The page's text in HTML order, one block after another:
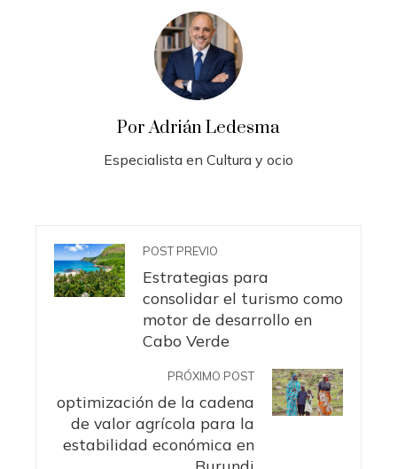
Por Adrián Ledesma
Especialista en Cultura y ocio
POST PREVIO
Estrategias para
consolidar el turismo como
motor de desarrollo en
Cabo Verde
PRÓXIMO POST
optimización de la cadena
de valor agrícola para la
estabilidad económica en